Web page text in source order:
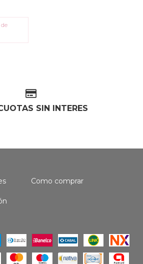
SIN INTERES
Como comprar